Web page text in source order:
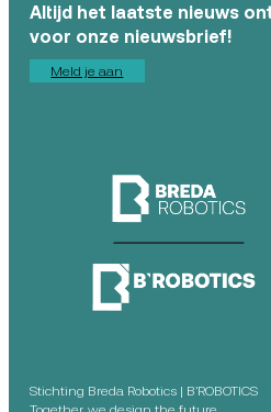
Altijd het laatste nieuws
voor onze nieuwsbrief!
Meld je aan
Stichting Breda Robotics | B’ROBOTICS
Together, we design the future